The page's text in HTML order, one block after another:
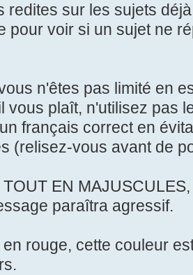
redites sur les sujets
pour voir si un sujet ne
n'êtes pas limité en
vous plaît, n'utilisez pas
français correct en
(relisez-vous avant de
EN
paraîtra agressif.
rouge, cette couleur